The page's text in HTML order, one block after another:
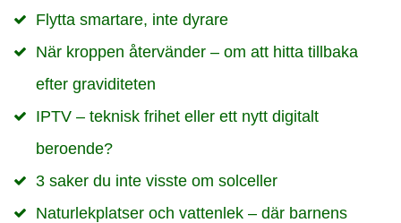
Flytta smartare, inte dyrare
När kroppen återvänder – om att hitta tillbaka
efter graviditeten
IPTV – teknisk frihet eller ett nytt digitalt
beroende?
3 saker du inte visste om solceller
Naturlekplatser och vattenlek – där barnens